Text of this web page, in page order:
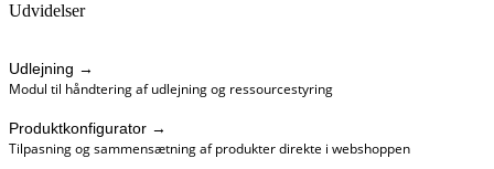
Udvidelser
Udlejning →
Modul til håndtering af udlejning og ressourcestyring
Produktkonfigurator →
Tilpasning og sammensætning af produkter direkte i webshoppen